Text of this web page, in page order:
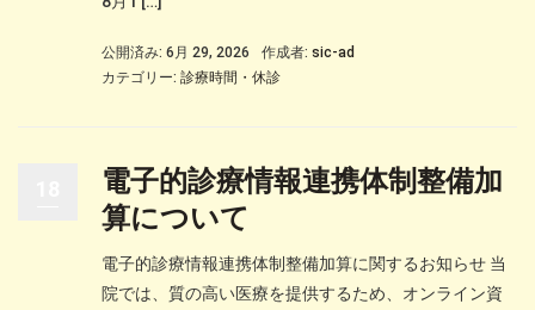
公開済み: 6月 29, 2026 作成者: sic-ad
カテゴリー: 診療時間・休診
電子的診療情報連携体制整備加
算について
電子的診療情報連携体制整備加算に関するお知らせ 当
院では、質の高い医療を提供するため、オンライン資